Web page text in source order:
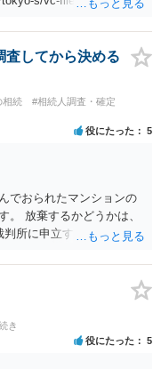
査してから決める
相続
#相続人調査・確定
役にたった 5
でおられたマンションの
。 放棄するかどうかは、
所に申立すれば3カ月の
行やサラ金が数年も放置
発見される可能性はほぼ
討していた案件で、期間
払金など相当な財産が見
た。
き
役にたった 5